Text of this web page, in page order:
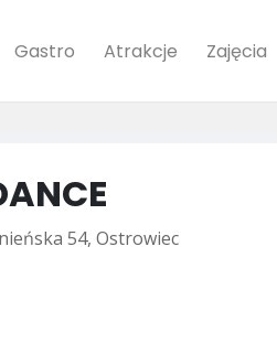
Gastro Atrakcje Zajęcia
54, Ostrowiec